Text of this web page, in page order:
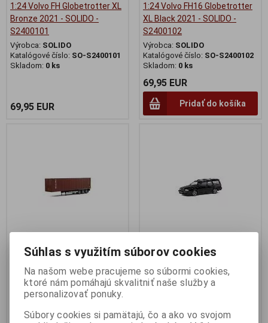
1:24 Volvo FH Globetrotter XL
Bronze 2021 - SOLIDO -
S2400101
Výrobca: SOLIDO
Katalógové číslo: SO-S2400101
Skladom: 0 ks
69,95 EUR
1:24 Volvo FH16 Globetrotter
XL Black 2021 - SOLIDO -
S2400102
Výrobca: SOLIDO
Katalógové číslo: SO-S2400102
Skladom: 0 ks
69,95 EUR
Pridať do košíka
1:24 PRIVES KONTAJNER
VOLVO, SCANIA, MERCEDES /
Remorque Porte Container
Red 2021 - SOLIDO -
Výrobca:SOLIDO
1:43 VOLVO T5-R BLACK 1996
- SOLIDO - S4310603
Výrobca:SOLIDO
Súhlas s využitím súborov cookies
Na našom webe pracujeme so súbormi cookies,
ktoré nám pomáhajú skvalitniť naše služby a
personalizovať ponuky.
Súbory cookies si pamätajú, čo a ako vo svojom